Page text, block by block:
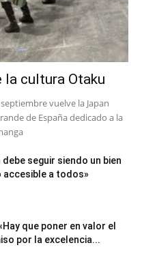
la cultura Otaku
vuelve la Japan
de España dedicado a la
debe seguir siendo un bien
accesible a todos»
que poner en valor el
por la excelencia...